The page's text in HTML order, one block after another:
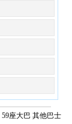
59座大巴 其他巴士